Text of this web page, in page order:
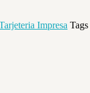
Impresa Tags